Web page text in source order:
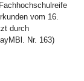
vom 16.
durch
Nr. 163)